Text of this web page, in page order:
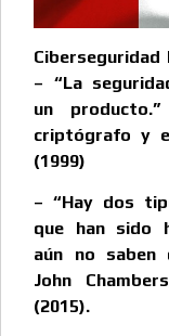
Ciberseguridad
– “La
un
criptógrafo y
(1999)
– “Hay dos
que han sido
aún no
John
(2015).